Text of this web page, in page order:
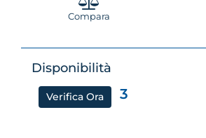
Compara
Disponibilità
Verifica Ora 3